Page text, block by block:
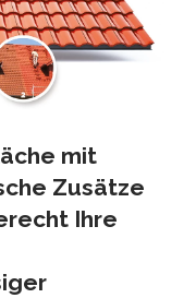
mit
Zusätze
Ihre